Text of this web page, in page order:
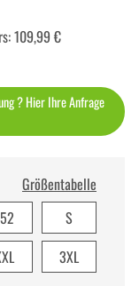
:109,99 €
? Hier Ihre Anfrage
Größentabelle
S
3XL